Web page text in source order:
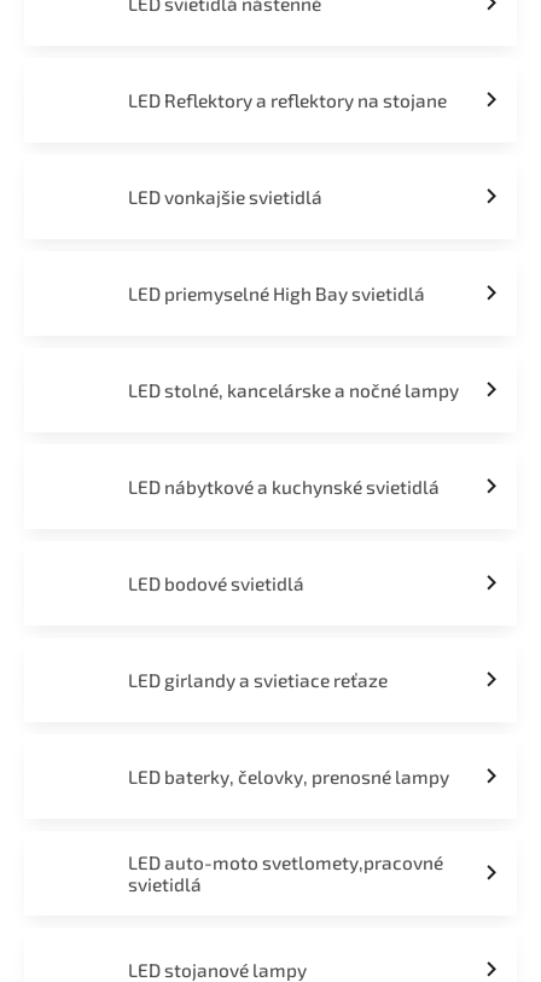
LED Reflektory a reflektory na stojane
LED vonkajšie svietidlá
LED priemyselné High Bay svietidlá
LED stolné, kancelárske a nočné lampy
LED nábytkové a kuchynské svietidlá
LED bodové svietidlá
LED girlandy a svietiace reťaze
LED baterky, čelovky, prenosné lampy
LED auto-moto svetlomety,pracovné
svietidlá
LED stojanové lampy